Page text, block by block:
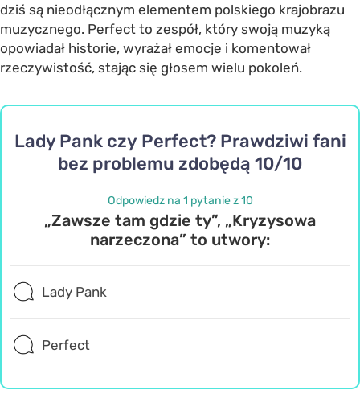
dziś są nieodłącznym elementem polskiego krajobrazu
muzycznego. Perfect to zespół, który swoją muzyką
opowiadał historie, wyrażał emocje i komentował
rzeczywistość, stając się głosem wielu pokoleń.
Lady Pank czy Perfect? Prawdziwi fani
bez problemu zdobędą 10/10
Odpowiedz na 1 pytanie z 10
„Zawsze tam gdzie ty”, „Kryzysowa
narzeczona” to utwory:
Lady Pank
Perfect